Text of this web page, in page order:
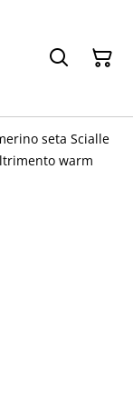
seta Scialle
warm